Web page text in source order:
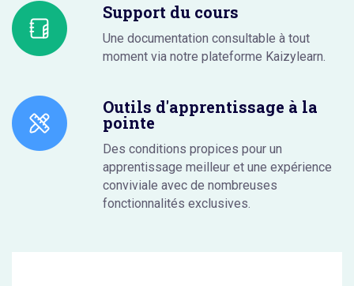
Support du cours
Une documentation consultable à tout
moment via notre plateforme Kaizylearn.
Outils d'apprentissage à la
pointe
Des conditions propices pour un
apprentissage meilleur et une expérience
conviviale avec de nombreuses
fonctionnalités exclusives.